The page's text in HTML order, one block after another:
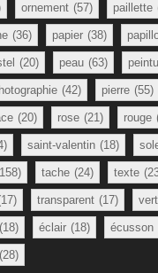
ornement (57) paillette
(36) papier (38)
(20) peau (63)
(42) pierre (55)
(20) rose (21) rouge
saint-valentin (18)
tache (24) texte
transparent (17) vert
(18) éclair (18) écusson
(28)